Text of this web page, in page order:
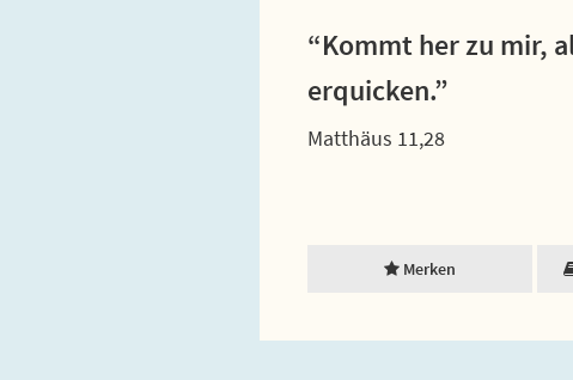
“Kommt her zu mir,
erquicken.”
Matthäus 11,28
Merken